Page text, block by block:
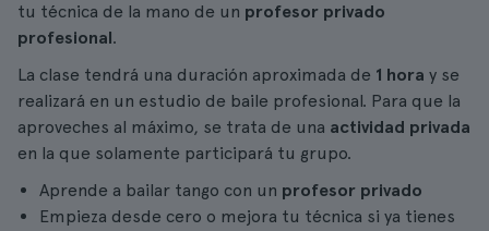
tu técnica de la mano de un profesor privado
profesional.
La clase tendrá una duración aproximada de 1 hora y se
realizará en un estudio de baile profesional. Para que la
aproveches al máximo, se trata de una actividad privada
en la que solamente participará tu grupo.
Aprende a bailar tango con un profesor privado
Empieza desde cero o mejora tu técnica si ya tienes